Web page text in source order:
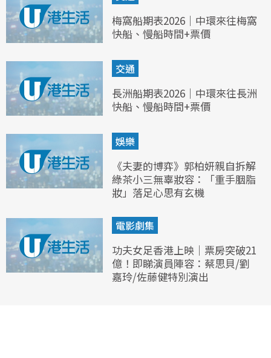
梅窩船期表2026｜中環來往梅窩
快船、慢船時間+票價
交通
長洲船期表2026｜中環來往長洲
快船、慢船時間+票價
娛樂
《夫妻的博弈》郭柏妍親自拆解
綠茶小三無辜妝容：「重手胭脂
妝」落足心思有玄機
電影劇集
功夫女足香港上映｜票房突破21
億！即睇演員陣容：蔡思貝/劉
嘉玲/佐藤健特別演出